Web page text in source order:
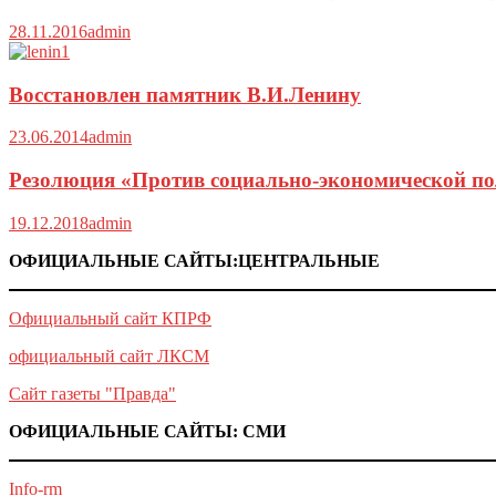
28.11.2016admin
Восстановлен памятник В.И.Ленину
23.06.2014admin
Резолюция «Против социально-экономической
19.12.2018admin
ОФИЦИАЛЬНЫЕ САЙТЫ:ЦЕНТРАЛЬНЫЕ
Официальный сайт КПРФ
официальный сайт ЛКСМ
Сайт газеты "Правда"
ОФИЦИАЛЬНЫЕ САЙТЫ: СМИ
Info-rm